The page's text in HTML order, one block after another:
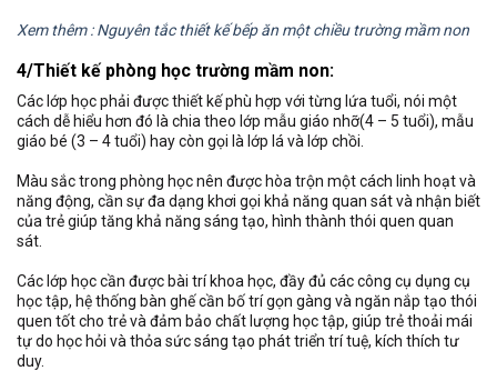
Xem thêm : Nguyên tắc thiết kế bếp ăn một chiều trường mầm non
4/Thiết kế phòng học trường mầm non:
Các lớp học phải được thiết kế phù hợp với từng lứa tuổi, nói một
cách dễ hiểu hơn đó là chia theo lớp mẫu giáo nhỡ(4 – 5 tuổi), mẫu
giáo bé (3 – 4 tuổi) hay còn gọi là lớp lá và lớp chồi.
Màu sắc trong phòng học nên được hòa trộn một cách linh hoạt và
năng động, cần sự đa dạng khơi gọi khả năng quan sát và nhận biết
của trẻ giúp tăng khả năng sáng tạo, hình thành thói quen quan
sát.
Các lớp học cần được bài trí khoa học, đầy đủ các công cụ dụng cụ
học tập, hệ thống bàn ghế cần bố trí gọn gàng và ngăn nắp tạo thói
quen tốt cho trẻ và đảm bảo chất lượng học tập, giúp trẻ thoải mái
tự do học hỏi và thỏa sức sáng tạo phát triển trí tuệ, kích thích tư
duy.